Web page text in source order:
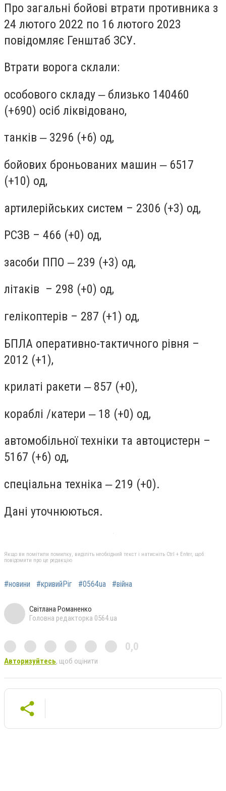
Про загальні бойові втрати противника з
24 лютого 2022 по 16 лютого 2023
повідомляє Генштаб ЗСУ.
Втрати ворога склали:
особового складу ‒ близько 140460
(+690) осіб ліквідовано,
танків ‒ 3296 (+6) од,
бойових броньованих машин ‒ 6517
(+10) од,
артилерійських систем – 2306 (+3) од,
РСЗВ – 466 (+0) од,
засоби ППО ‒ 239 (+3) од,
літаків – 298 (+0) од,
гелікоптерів – 287 (+1) од,
БПЛА оперативно-тактичного рівня –
2012 (+1),
крилаті ракети ‒ 857 (+0),
кораблі /катери ‒ 18 (+0) од,
автомобільної техніки та автоцистерн –
5167 (+6) од,
спеціальна техніка ‒ 219 (+0).
Дані уточнюються.
Якщо ви помітили помилку, виділіть необхідний текст і натисніть Ctrl + Enter, щоб
повідомити про це редакцію
#новини #кривийРіг #0564ua #війна
Світлана Романенко
Головна редакторка 0564.ua
0,0
Авторизуйтесь, щоб оцінити